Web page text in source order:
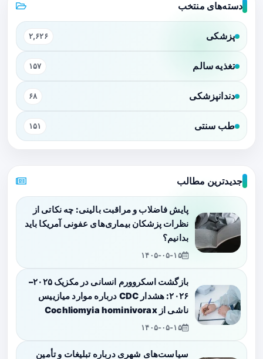
دسته‌های منتخب
پزشکی ۲,۶۲۶
تغذیه سالم ۱۵۷
دندانپزشکی ۶۸
طب سنتی ۱۵۱
جدیدترین مطالب
پایش فاضلاب و مراقبت بالینی: چه نکاتی از
نظرات پزشکان بیماری‌های عفونی آمریکا باید
بدانیم؟
۱۴۰۵-۰۵-۱۵
بازگشت اسکروورم انسانی در مکزیک ۲۰۲۵–
۲۰۲۶: هشدار CDC درباره موارد میازییس
ناشی از Cochliomyia hominivorax
۱۴۰۵-۰۵-۱۵
سیاست‌های شهری درباره تبلیغات و تأمین